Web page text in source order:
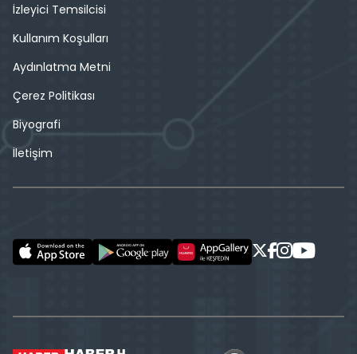
İzleyici Temsilcisi
Kullanım Koşulları
Aydınlatma Metni
Çerez Politikası
Biyografi
İletişim